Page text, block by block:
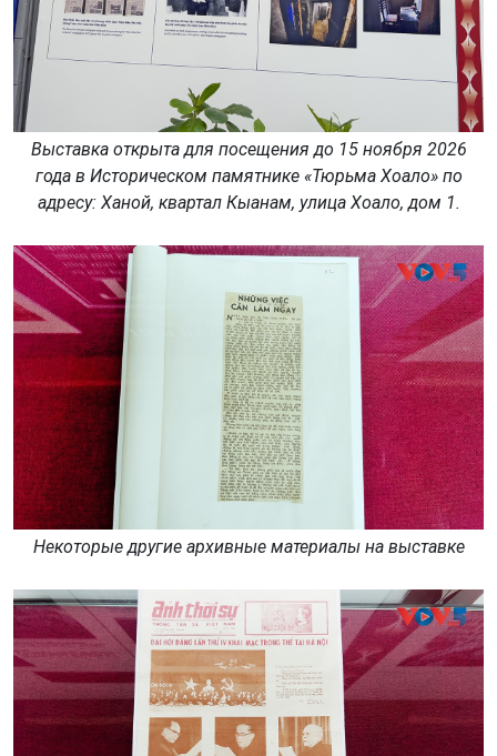
Выставка открыта для посещения до 15 ноября 2026
года в Историческом памятнике «Тюрьма Хоало» по
адресу: Ханой, квартал Кыанам, улица Хоало, дом 1.
Некоторые другие архивные материалы на выставке